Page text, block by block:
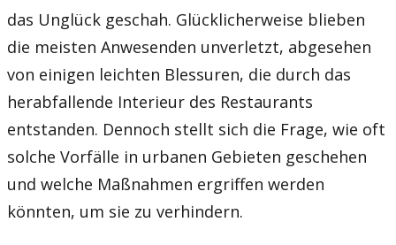
das Unglück geschah. Glücklicherweise blieben
die meisten Anwesenden unverletzt, abgesehen
von einigen leichten Blessuren, die durch das
herabfallende Interieur des Restaurants
entstanden. Dennoch stellt sich die Frage, wie oft
solche Vorfälle in urbanen Gebieten geschehen
und welche Maßnahmen ergriffen werden
könnten, um sie zu verhindern.